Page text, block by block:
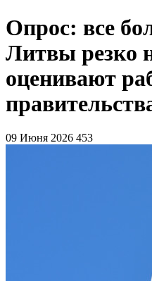
Опрос: все
Литвы резко
оценивают
09 Июня 2026 453